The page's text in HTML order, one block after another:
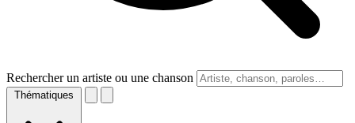
Rechercher un artiste ou une chanson
Thématiques